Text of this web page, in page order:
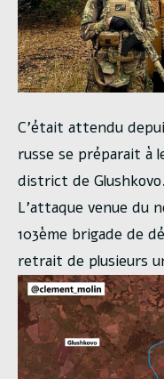
C’était attendu
russe se préparait à
district de Glushkovo.
L’attaque venue du
103ème brigade de
retrait de plusieurs